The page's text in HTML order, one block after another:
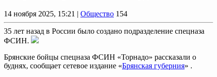
14 ноября 2025, 15:21 | Общество 154
35 лет назад в России было создано подразделение спецназа
ФСИН.
Брянские бойцы спецназа ФСИН «Торнадо» рассказали о
буднях, сообщает сетевое издание «Брянская губерния» .